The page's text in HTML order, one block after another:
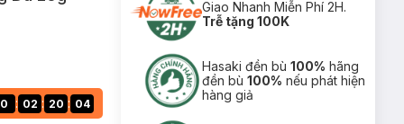
0 : 02 : 20 : 03
Giao Nhanh Miễn Phí 2H.
Trễ tặng 100K
Hasaki đền bù100% hãng
đền bù100% nếu phát hiện
hàng giả